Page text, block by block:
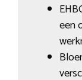
een